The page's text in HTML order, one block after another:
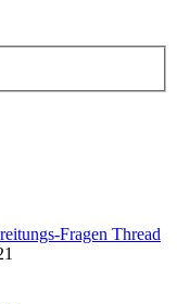
Fragen Thread